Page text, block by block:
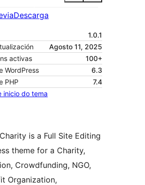
Descarga
1.0.1
Agosto 11, 2025
activas
100+
WordPress
6.3
PHP
7.4
inicio do tema
is a Full Site Editing
theme for a Charity,
Crowdfunding, NGO,
Organization,